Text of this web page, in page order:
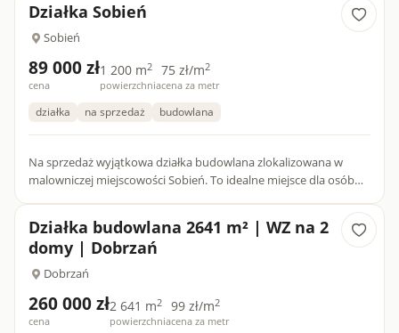
Działka Sobień
Sobień
89 000 zł
cena
1 200 m2
powierzchnia
75 zł/m2
cena za metr
działka na sprzedaż budowlana
Na sprzedaż wyjątkowa działka budowlana zlokalizowana w
malowniczej miejscowości Sobień. To idealne miejsce dla osób
Działka budowlana 2641 m² | WZ na 2
domy | Dobrzań
Dobrzań
260 000 zł
cena
2 641 m2
powierzchnia
99 zł/m2
cena za metr